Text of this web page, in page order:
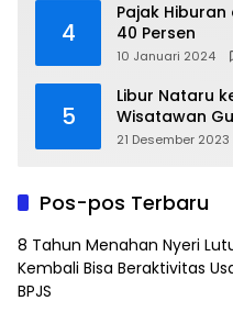
4
Pajak
40 Persen
10 Januari 2024
5
Libur Nataru
Wisatawan
21 Desember 2023
Pos-pos Terbaru
8 Tahun Menahan Nyeri
Kembali Bisa Beraktivitas
BPJS